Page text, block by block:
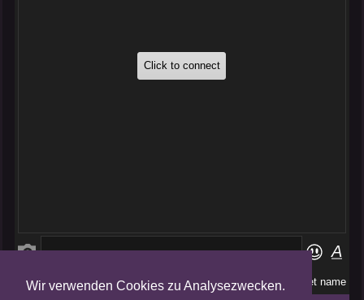
Wir verwenden Cookies zu Analysezwecken.